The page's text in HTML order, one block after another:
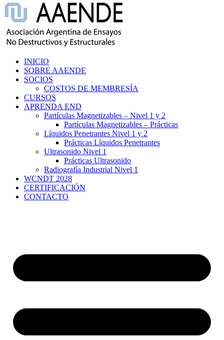
INICIO
SOBRE AAENDE
SOCIOS
COSTOS DE MEMBRESÍA
CURSOS
APRENDA END
Partículas Magnetizables – Nivel 1 y 2
Partículas Magnetizables – Prácticas
Líquidos Penetrantes Nivel 1 y 2
Prácticas Líquidos Penetrantes
Ultrasonido Nivel 1
Prácticas Ultrasonido
Radiografía Industrial Nivel 1
WCNDT 2028
CERTIFICACIÓN
CONTACTO